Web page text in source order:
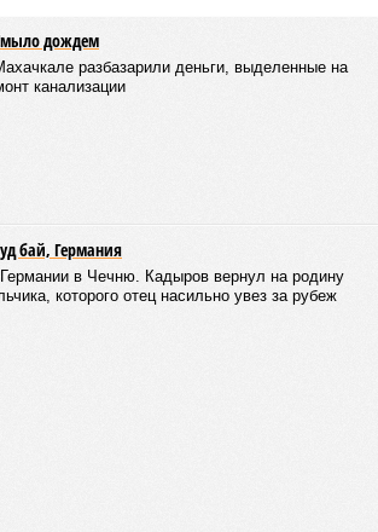
15 августа.
на дороге «Цуриб – Арчиб»
с 18 населёнными пунктами было
временной схеме, однако подъездные
всё ещё остаются заблокированными.
районе Дагестана из-за
нарушений в системе водоснабжения
ЧС. Для борьбы с паводками в
задействуют волонтёров.